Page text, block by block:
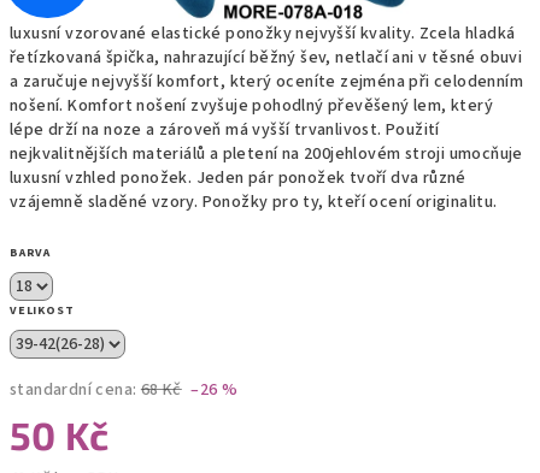
luxusní vzorované elastické ponožky nejvyšší kvality. Zcela hladká
řetízkovaná špička, nahrazující běžný šev, netlačí ani v těsné obuvi
a zaručuje nejvyšší komfort, který oceníte zejména při celodenním
nošení. Komfort nošení zvyšuje pohodlný převěšený lem, který
lépe drží na noze a zároveň má vyšší trvanlivost. Použití
nejkvalitnějších materiálů a pletení na 200jehlovém stroji umocňuje
luxusní vzhled ponožek. Jeden pár ponožek tvoří dva různé
vzájemně sladěné vzory. Ponožky pro ty, kteří ocení originalitu.
BARVA
VELIKOST
standardní cena: 68 Kč –26 %
50 Kč